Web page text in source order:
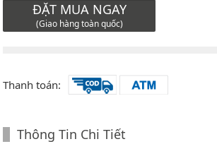
ĐẶT MUA NGAY
(Giao hàng toàn quốc)
Thanh toán:
Thông Tin Chi Tiết